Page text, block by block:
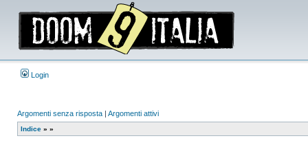
Login
Argomenti senza risposta | Argomenti attivi
Indice » »